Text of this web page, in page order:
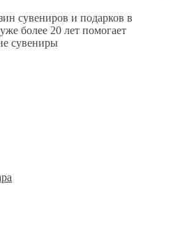
сувениров и подарков в
более 20 лет помогает
сувениры